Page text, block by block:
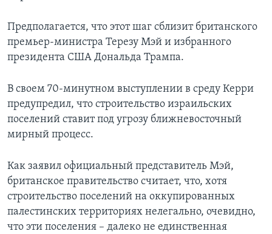
Предполагается, что этот шаг сблизит британского
премьер-министра Терезу Мэй и избранного
президента США Дональда Трампа.
В своем 70-минутном выступлении в среду Керри
предупредил, что строительство израильских
поселений ставит под угрозу ближневосточный
мирный процесс.
Как заявил официальный представитель Мэй,
британское правительство считает, что, хотя
строительство поселений на оккупированных
палестинских территориях нелегально, очевидно,
что эти поселения – далеко не единственная